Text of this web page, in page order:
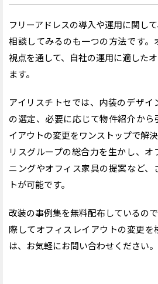
フリーアドレスの導入や運用に関し
相談してみるのも一つの方法です。
視点を通して、自社の運用に適した
ます。
アイリスチトセでは、内装のデザ
の選定、必要に応じて物件紹介から
イアウトの変更をワンストップで解
リスグループの総合力を生かし、
ニングやオフィス家具の提案など、
トが可能です。
改装の事例集を無料配布しているの
際してオフィスレイアウトの変更
は、お気軽にお問い合わせください。